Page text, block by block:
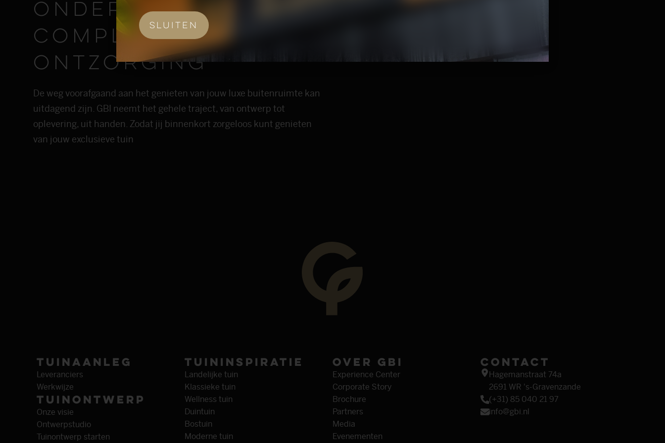
ondersteuning en
complete
ontzorging
De weg voorafgaand aan het genieten van jouw luxe buitenruimte kan
uitdagend zijn. GBI neemt het gehele traject, van ontwerp tot
oplevering, uit handen. Zodat jij binnenkort zorgeloos kunt genieten
van jouw exclusieve tuin
Tuin­aanleg
Leveranciers
Werkwijze
Tuin­ontwerp
Onze visie
Ontwerpstudio
Tuinontwerp starten
Tuin­inspiratie
Landelijke tuin
Klassieke tuin
Wellness tuin
Duintuin
Bostuin
Moderne tuin
Over GBI
Experience Center
Corporate Story
Brochure
Partners
Media
Evenementen
Contact
Hagemanstraat 74a
2691 WR 's-Gravenzande
(+31) 85 040 21 97
info@gbi.nl
Sluiten